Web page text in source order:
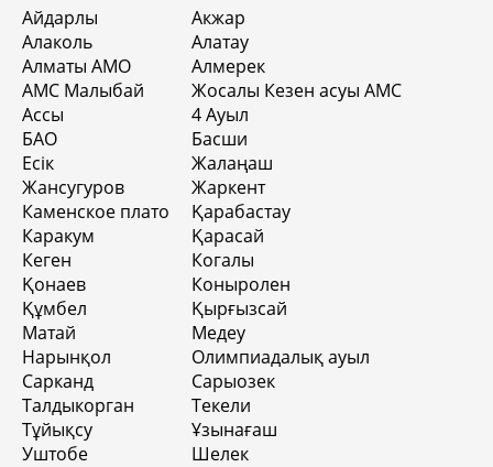
Айдарлы
Алаколь
Алматы АМО
АМС Малыбай
Ассы
БАО
Есік
Жансугуров
Каменское плато
Каракум
Кеген
Қонаев
Құмбел
Матай
Нарынқол
Сарканд
Талдыкорган
Тұйықсу
Уштобе
Акжар
Алатау
Алмерек
Жосалы Кезен асуы АМС
4 Aуыл
Басши
Жалаңаш
Жаркент
Қарабастау
Қарасай
Когалы
Коныролен
Қырғызсай
Медеу
Олимпиадалық ауыл
Сарыозек
Текели
Ұзынағаш
Шелек